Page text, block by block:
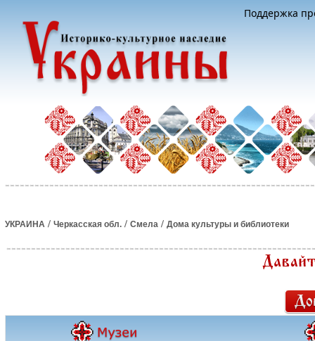
Поддержка
УКРАИНА / Черкасская обл. / Смела / Дома культуры и библиотеки